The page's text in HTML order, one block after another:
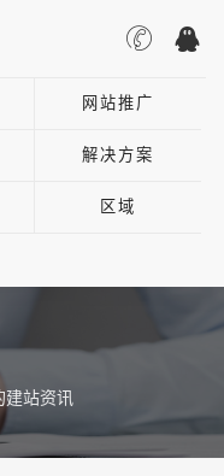
网站推广
解决方案
区域
站资讯